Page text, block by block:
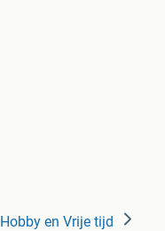
Hobby en Vrije tijd